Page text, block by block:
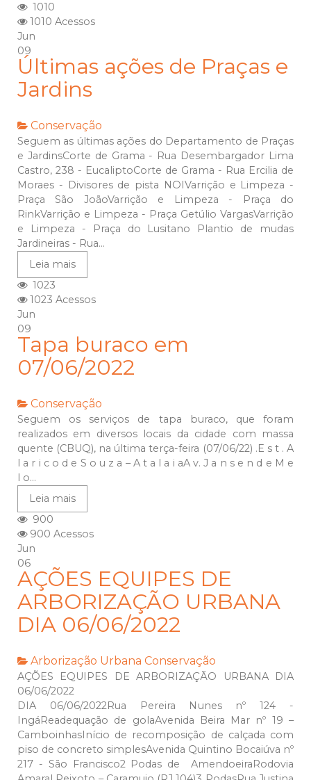
1010
1010 Acessos
Jun
09
Últimas ações de Praças e
Jardins
Conservação
Seguem as últimas ações do Departamento de Praças
e JardinsCorte de Grama - Rua Desembargador Lima
Castro, 238 - EucaliptoCorte de Grama - Rua Ercilia de
Moraes - Divisores de pista NOIVarrição e Limpeza -
Praça São JoãoVarrição e Limpeza - Praça do
RinkVarrição e Limpeza - Praça Getúlio VargasVarrição
e Limpeza - Praça do Lusitano Plantio de mudas
Jardineiras - Rua...
Leia mais
1023
1023 Acessos
Jun
09
Tapa buraco em
07/06/2022
Conservação
Seguem os serviços de tapa buraco, que foram
realizados em diversos locais da cidade com massa
quente (CBUQ), na última terça-feira (07/06/22) .E s t . A
l a r i c o d e S o u z a – A t a l a i aA v. J a n s e n d e M e
l o...
Leia mais
900
900 Acessos
Jun
06
AÇÕES EQUIPES DE
ARBORIZAÇÃO URBANA
DIA 06/06/2022
Arborização Urbana Conservação
AÇÕES EQUIPES DE ARBORIZAÇÃO URBANA DIA
06/06/2022
DIA 06/06/2022Rua Pereira Nunes nº 124 -
IngáReadequação de golaAvenida Beira Mar nº 19 –
CamboinhasInício de recomposição de calçada com
piso de concreto simplesAvenida Quintino Bocaiúva nº
217 - São Francisco2 Podas de AmendoeiraRodovia